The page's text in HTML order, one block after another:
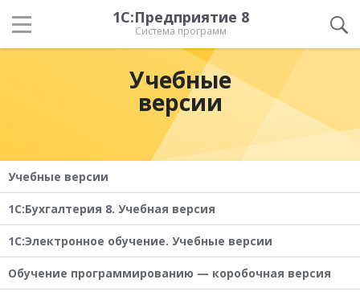
1С:Предприятие 8
Система программ
Учебные
версии
Учебные версии
1С:Бухгалтерия 8. Учебная версия
1С:Электронное обучение. Учебные версии
Обучение программированию — коробочная версия